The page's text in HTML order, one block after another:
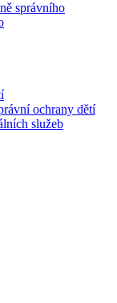
správního
ochrany dětí
služeb